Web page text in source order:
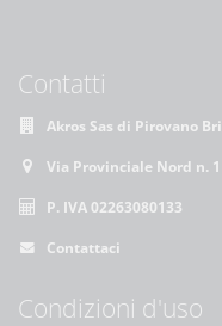
Contatti
Akros Sas di Pirovano
Via Provinciale Nord n. 1
P. IVA 02263080133
Contattaci
Condizioni d'uso